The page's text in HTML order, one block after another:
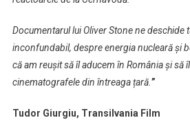
Documentarul lui Oliver Stone ne deschide
inconfundabil, despre energia nucleară și
că am reușit să îl aducem în România și să
cinematografele din întreaga țară.”
Tudor Giurgiu, Transilvania Film